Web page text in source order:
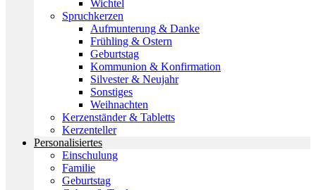
Wichtel
Spruchkerzen
Aufmunterung & Danke
Frühling & Ostern
Geburtstag
Kommunion & Konfirmation
Silvester & Neujahr
Sonstiges
Weihnachten
Kerzenständer & Tabletts
Kerzenteller
Personalisiertes
Einschulung
Familie
Geburtstag